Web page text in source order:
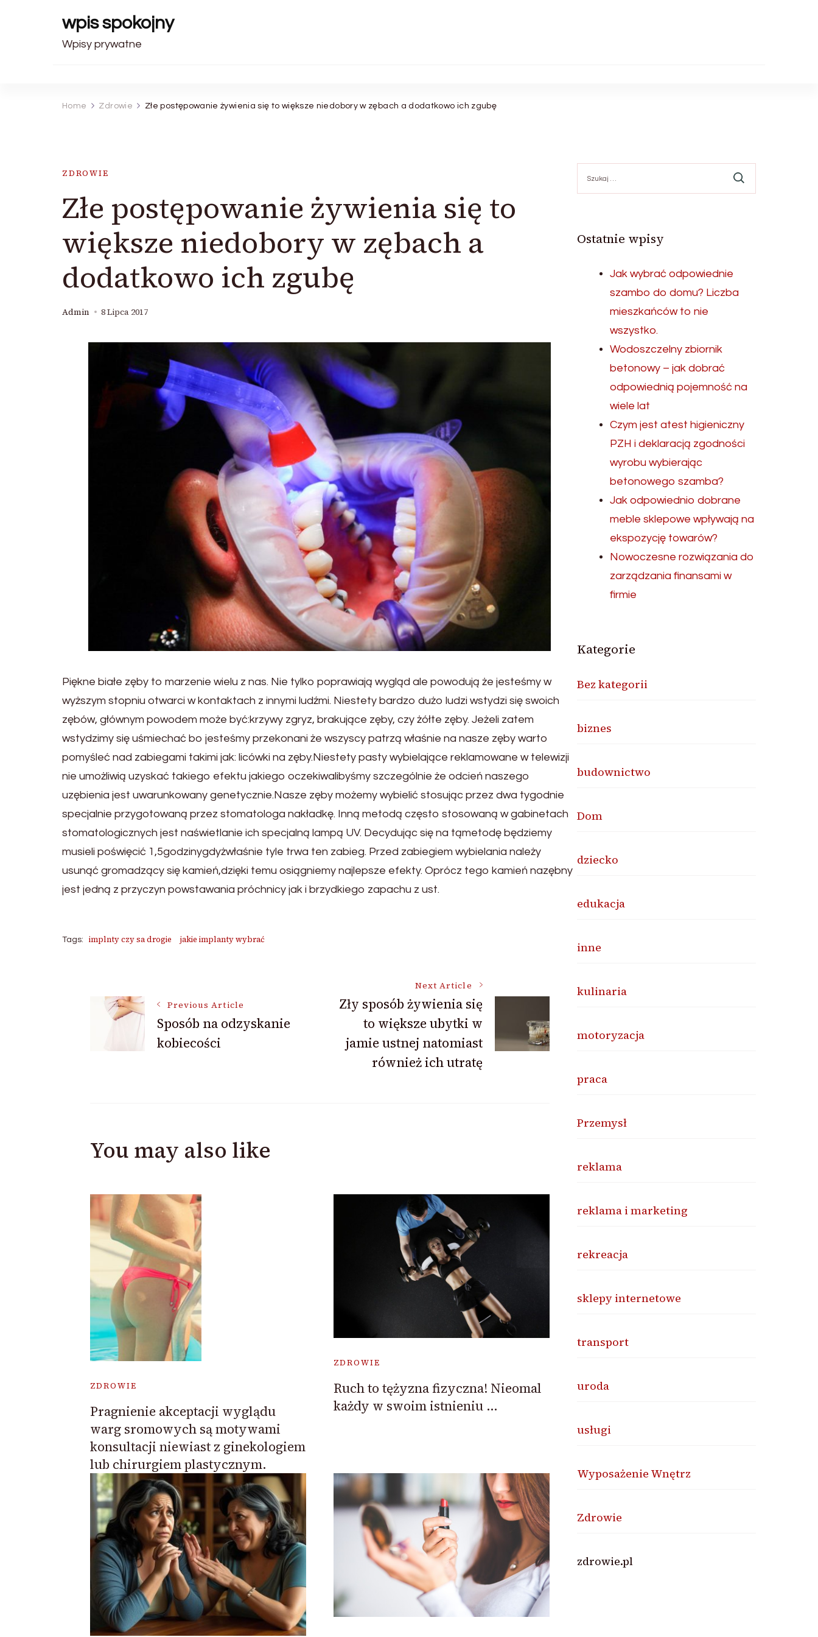
wpis spokojny
Wpisy prywatne
Home Zdrowie Złe postępowanie żywienia się to większe niedobory w zębach a dodatkowo ich zgubę
ZDROWIE
Złe postępowanie żywienia się to
większe niedobory w zębach a
dodatkowo ich zgubę
Admin 8 Lipca 2017
Piękne białe zęby to marzenie wielu z nas. Nie tylko poprawiają wygląd ale powodują że jesteśmy w
wyższym stopniu otwarci w kontaktach z innymi ludźmi. Niestety bardzo dużo ludzi wstydzi się swoich
zębów, głównym powodem może być:krzywy zgryz, brakujące zęby, czy żółte zęby. Jeżeli zatem
wstydzimy się uśmiechać bo jesteśmy przekonani że wszyscy patrzą właśnie na nasze zęby warto
pomyśleć nad zabiegami takimi jak: licówki na zęby.Niestety pasty wybielające reklamowane w telewizji
nie umożliwią uzyskać takiego efektu jakiego oczekiwalibyśmy szczególnie że odcień naszego
uzębienia jest uwarunkowany genetycznie.Nasze zęby możemy wybielić stosując przez dwa tygodnie
specjalnie przygotowaną przez stomatologa nakładkę. Inną metodą często stosowaną w gabinetach
stomatologicznych jest naświetlanie ich specjalną lampą UV. Decydując się na tąmetodę będziemy
musieli poświęcić 1,5godzinygdyżwłaśnie tyle trwa ten zabieg. Przed zabiegiem wybielania należy
usunąć gromadzący się kamień,dzięki temu osiągniemy najlepsze efekty. Oprócz tego kamień nazębny
jest jedną z przyczyn powstawania próchnicy jak i brzydkiego zapachu z ust.
Tags: implnty czy sa drogie jakie implanty wybrać
Post
Navigation
Previous Article
Sposób na odzyskanie
kobiecości
Next Article
Zły sposób żywienia się
to większe ubytki w
jamie ustnej natomiast
również ich utratę
You may also like
ZDROWIE
Pragnienie akceptacji wyglądu
warg sromowych są motywami
konsultacji niewiast z ginekologiem
lub chirurgiem plastycznym.
ZDROWIE
Ruch to tężyzna fizyczna! Nieomal
każdy w swoim istnieniu …
Ostatnie wpisy
Jak wybrać odpowiednie
szambo do domu? Liczba
mieszkańców to nie
wszystko.
Wodoszczelny zbiornik
betonowy – jak dobrać
odpowiednią pojemność na
wiele lat
Czym jest atest higieniczny
PZH i deklaracją zgodności
wyrobu wybierając
betonowego szamba?
Jak odpowiednio dobrane
meble sklepowe wpływają na
ekspozycję towarów?
Nowoczesne rozwiązania do
zarządzania finansami w
firmie
Kategorie
Bez kategorii
biznes
budownictwo
Dom
dziecko
edukacja
inne
kulinaria
motoryzacja
praca
Przemysł
reklama
reklama i marketing
rekreacja
sklepy internetowe
transport
uroda
usługi
Wyposażenie Wnętrz
Zdrowie
zdrowie.pl